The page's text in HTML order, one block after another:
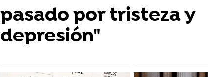
pasado por tristeza y
depresión"